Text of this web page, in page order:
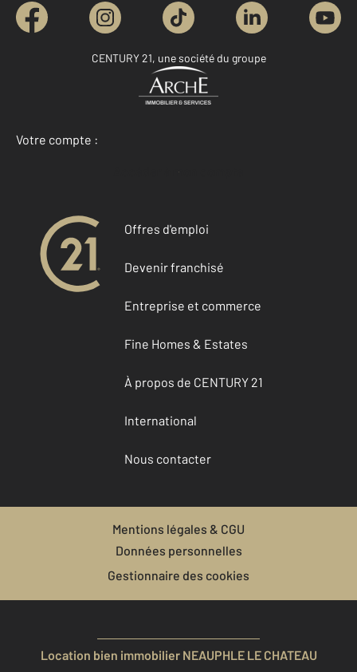
CENTURY 21, une société du groupe
Votre compte :
Accéder à mon compte
Offres d'emploi
Devenir franchisé
Entreprise et commerce
Fine Homes & Estates
À propos de CENTURY 21
International
Nous contacter
Mentions légales & CGU
Données personnelles
Gestionnaire des cookies
Location bien immobilier NEAUPHLE LE CHATEAU